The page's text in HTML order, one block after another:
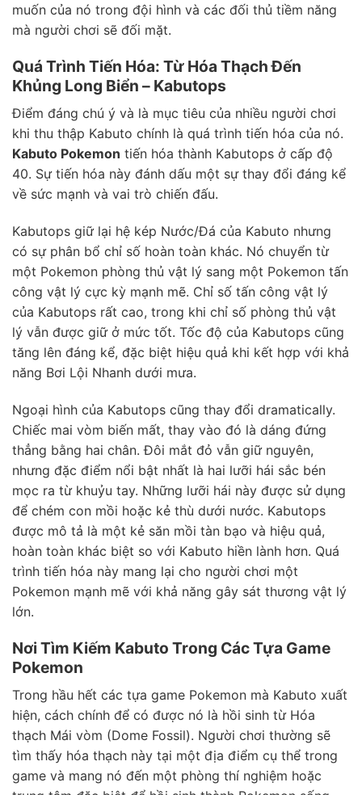
muốn của nó trong đội hình và các đối thủ tiềm năng
mà người chơi sẽ đối mặt.
Quá Trình Tiến Hóa: Từ Hóa Thạch Đến
Khủng Long Biển – Kabutops
Điểm đáng chú ý và là mục tiêu của nhiều người chơi
khi thu thập Kabuto chính là quá trình tiến hóa của nó.
Kabuto Pokemon tiến hóa thành Kabutops ở cấp độ
40. Sự tiến hóa này đánh dấu một sự thay đổi đáng kể
về sức mạnh và vai trò chiến đấu.
Kabutops giữ lại hệ kép Nước/Đá của Kabuto nhưng
có sự phân bổ chỉ số hoàn toàn khác. Nó chuyển từ
một Pokemon phòng thủ vật lý sang một Pokemon tấn
công vật lý cực kỳ mạnh mẽ. Chỉ số tấn công vật lý
của Kabutops rất cao, trong khi chỉ số phòng thủ vật
lý vẫn được giữ ở mức tốt. Tốc độ của Kabutops cũng
tăng lên đáng kể, đặc biệt hiệu quả khi kết hợp với khả
năng Bơi Lội Nhanh dưới mưa.
Ngoại hình của Kabutops cũng thay đổi dramatically.
Chiếc mai vòm biến mất, thay vào đó là dáng đứng
thẳng bằng hai chân. Đôi mắt đỏ vẫn giữ nguyên,
nhưng đặc điểm nổi bật nhất là hai lưỡi hái sắc bén
mọc ra từ khuỷu tay. Những lưỡi hái này được sử dụng
để chém con mồi hoặc kẻ thù dưới nước. Kabutops
được mô tả là một kẻ săn mồi tàn bạo và hiệu quả,
hoàn toàn khác biệt so với Kabuto hiền lành hơn. Quá
trình tiến hóa này mang lại cho người chơi một
Pokemon mạnh mẽ với khả năng gây sát thương vật lý
lớn.
Nơi Tìm Kiếm Kabuto Trong Các Tựa Game
Pokemon
Trong hầu hết các tựa game Pokemon mà Kabuto xuất
hiện, cách chính để có được nó là hồi sinh từ Hóa
thạch Mái vòm (Dome Fossil). Người chơi thường sẽ
tìm thấy hóa thạch này tại một địa điểm cụ thể trong
game và mang nó đến một phòng thí nghiệm hoặc